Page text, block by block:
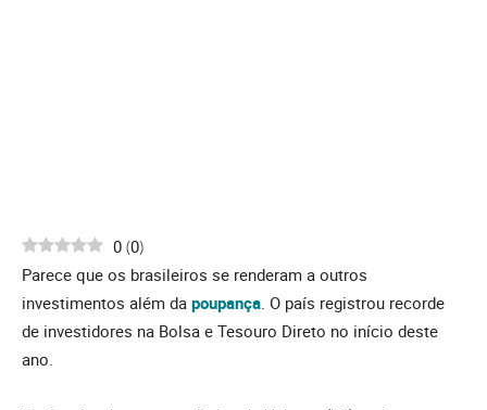
0 (0)
Parece que os brasileiros se renderam a outros
investimentos além da poupança. O país registrou recorde
de investidores na Bolsa e Tesouro Direto no início deste
ano.